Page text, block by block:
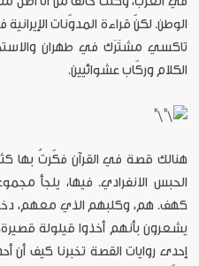
الوطن. لكنّ قراءة المدوّنات
تاكسي مشتَرَك في طهران
الكلام وركّاب عشوائيين.
هنالك قصة في القرآن فكّرتُ بها
الحبس الانفرادي. فيها، يلجأ
كهف. هم، وكلبهم الذي معهم،
إحدى روايات القصة تخبرنا كيف